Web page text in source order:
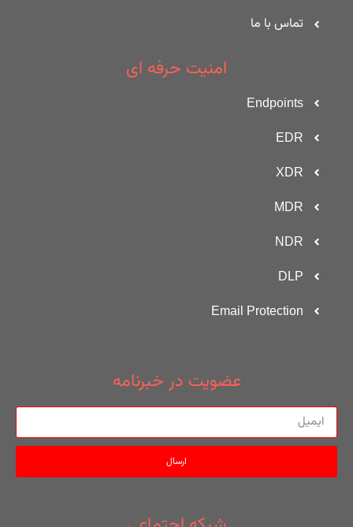
تماس با ما
امنیت حرفه ای
Endpoints
EDR
XDR
MDR
NDR
DLP
Email Protection
عضویت در خبرنامه
ارسال